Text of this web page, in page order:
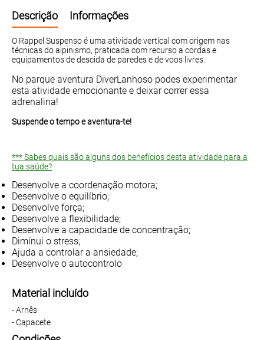
Descrição Informações
O Rappel Suspenso é uma atividade vertical com origem nas
técnicas do alpinismo, praticada com recurso a cordas e
equipamentos de descida de paredes e de voos livres.
No parque aventura DiverLanhoso podes experimentar
esta atividade emocionante e deixar correr essa
adrenalina!
Suspende o tempo e aventura-te!
*** Sabes quais são alguns dos benefícios desta atividade para a
tua saúde?
Desenvolve a coordenação motora;
Desenvolve o equilíbrio;
Desenvolve força;
Desenvolve a flexibilidade;
Desenvolve a capacidade de concentração;
Diminui o stress;
Ajuda a controlar a ansiedade;
Desenvolve o autocontrolo
Material incluído
- Arnês
- Capacete